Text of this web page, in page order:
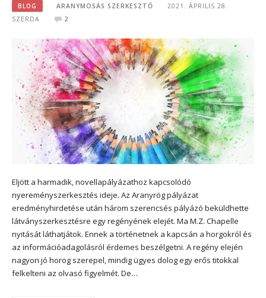
BLOG ARANYMOSÁS SZERKESZTŐ
2021. ÁPRILIS 28.
SZERDA
2
Eljött a harmadik, novellapályázathoz kapcsolódó
nyereményszerkesztés ideje. Az Aranyrög pályázat
eredményhirdetése után három szerencsés pályázó beküldhette
látványszerkesztésre egy regényének elejét. Ma M.Z. Chapelle
nyitását láthatjátok. Ennek a történetnek a kapcsán a horgokról és
az információadagolásról érdemes beszélgetni. A regény elején
nagyon jó horog szerepel, mindig ügyes dolog egy erős titokkal
felkelteni az olvasó figyelmét. De…